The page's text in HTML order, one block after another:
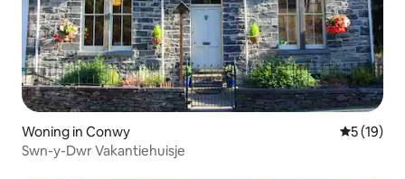
Woning in Conwy
5 (19)
Swn-y-Dwr Vakantiehuisje